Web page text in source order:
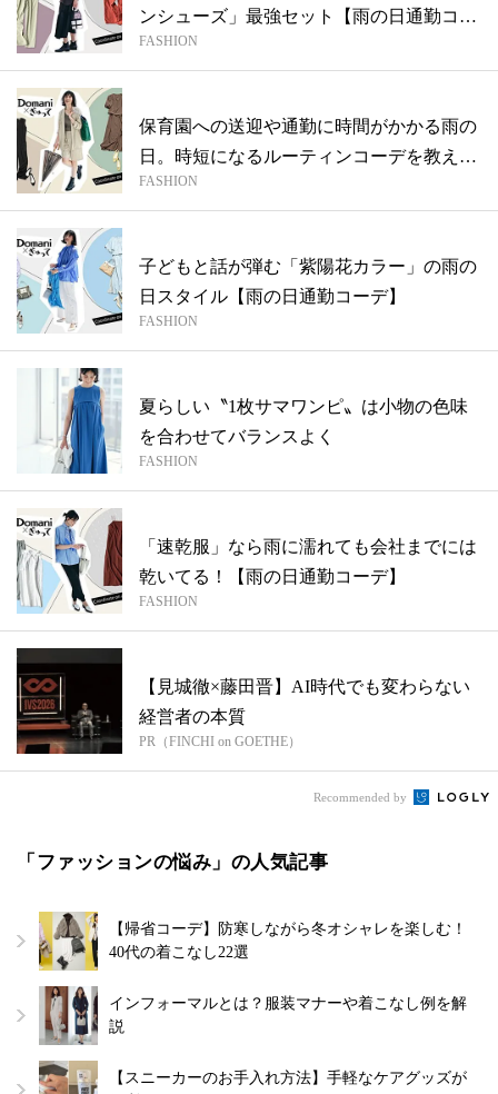
ンシューズ」最強セット【雨の日通勤コー
デ】
FASHION
保育園への送迎や通勤に時間がかかる雨の
日。時短になるルーティンコーデを教え
て！【...
FASHION
子どもと話が弾む「紫陽花カラー」の雨の
日スタイル【雨の日通勤コーデ】
FASHION
夏らしい〝1枚サマワンピ〟は小物の色味
を合わせてバランスよく
FASHION
「速乾服」なら雨に濡れても会社までには
乾いてる！【雨の日通勤コーデ】
FASHION
【見城徹×藤田晋】AI時代でも変わらない
経営者の本質
PR（FINCHI on GOETHE）
Recommended by
「ファッションの悩み」の人気記事
【帰省コーデ】防寒しながら冬オシャレを楽しむ！
40代の着こなし22選
インフォーマルとは？服装マナーや着こなし例を解
説
【スニーカーのお手入れ方法】手軽なケアグッズが